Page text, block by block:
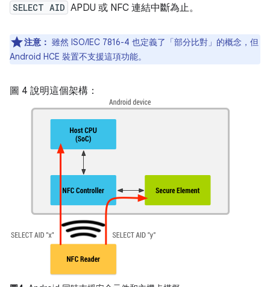
SELECT AID APDU 或 NFC 連結中斷為止。
注意： 雖然 ISO/IEC 7816-4 也定義了「部分比對」 的概念，但
Android HCE 裝置不支援這項功能。
圖 4 說明這個架構：